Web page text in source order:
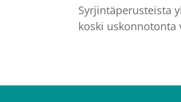
Syrjintäperusteista
koski uskonnotonta